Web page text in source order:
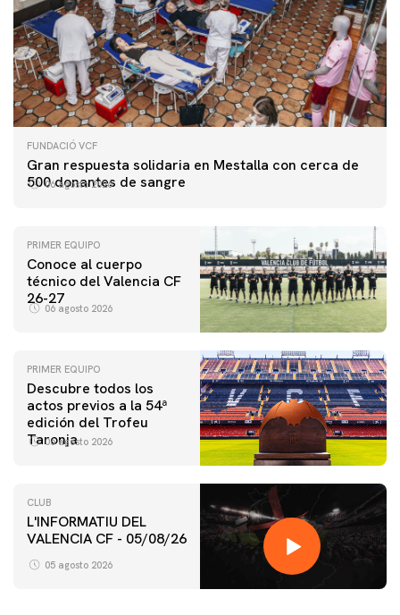
FUNDACIÓ VCF
Gran respuesta solidaria en Mestalla con cerca de
500 donantes de sangre
06 agosto 2026
PRIMER EQUIPO
Conoce al cuerpo
técnico del Valencia CF
26-27
06 agosto 2026
PRIMER EQUIPO
Descubre todos los
actos previos a la 54ª
edición del Trofeu
Taronja
06 agosto 2026
CLUB
L'INFORMATIU DEL
VALENCIA CF - 05/08/26
05 agosto 2026